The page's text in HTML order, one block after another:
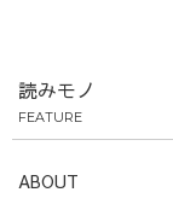
読みモノ
FEATURE
ABOUT